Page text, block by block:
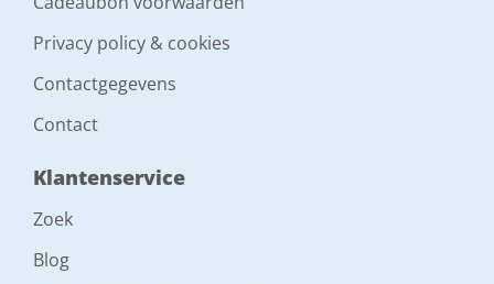
Privacy policy & cookies
Contactgegevens
Contact
Klantenservice
Zoek
Blog